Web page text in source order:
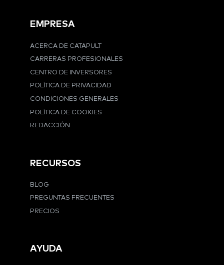
EMPRESA
ACERCA DE CATAPULT
CARRERAS PROFESIONALES
CENTRO DE INVERSORES
POLÍTICA DE PRIVACIDAD
CONDICIONES GENERALES
POLÍTICA DE COOKIES
REDACCIÓN
RECURSOS
BLOG
PREGUNTAS FRECUENTES
PRECIOS
AYUDA